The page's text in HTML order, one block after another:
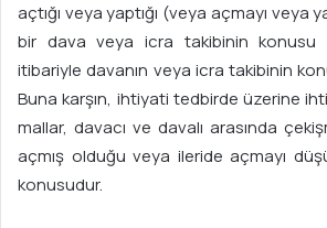
açtığı veya yaptığı (veya açmayı veya
bir dava veya icra takibinin konusu
itibariyle davanın veya icra takibinin
Buna karşın, ihtiyati tedbirde üzerine
mallar, davacı ve davalı arasında
açmış olduğu veya ileride açmayı
konusudur.